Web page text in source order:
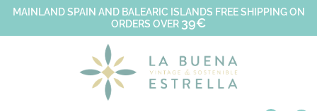
MAINLAND SPAIN AND BALEARIC ISLANDS FREE SHIPPING ON
ORDERS OVER 39€